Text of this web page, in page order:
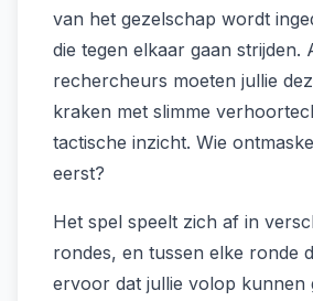
van het gezelschap wordt
die tegen elkaar gaan strijden.
rechercheurs moeten jullie
kraken met slimme
tactische inzicht. Wie
eerst?
Het spel speelt zich af in
rondes, en tussen elke ronde
ervoor dat jullie volop kunnen